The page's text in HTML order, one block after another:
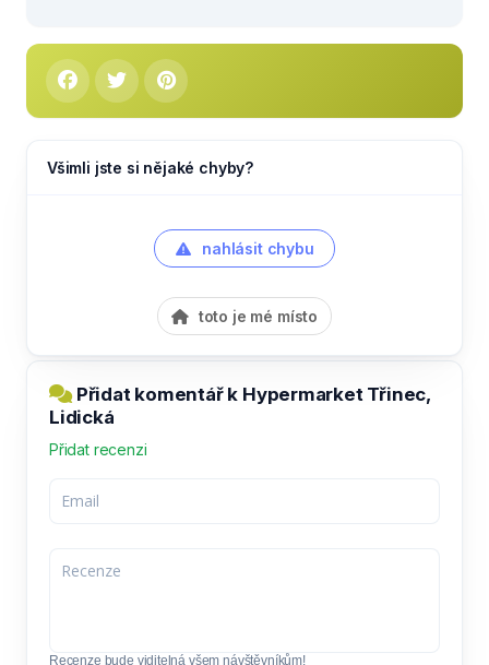
Všimli jste si nějaké chyby?
nahlásit chybu
toto je mé místo
Přidat komentář k Hypermarket Třinec,
Lidická
Přidat recenzi
Recenze bude viditelná všem návštěvníkům!